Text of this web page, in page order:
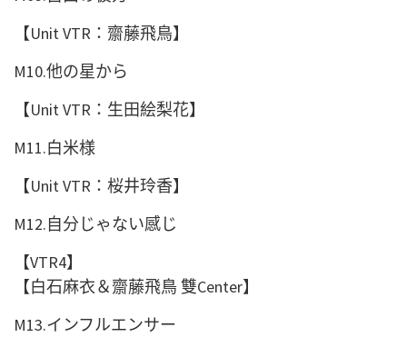
【Unit VTR：齋藤飛鳥】
M10.他の星から
【Unit VTR：生田絵梨花】
M11.白米様
【Unit VTR：桜井玲香】
M12.自分じゃない感じ
【VTR4】
【白石麻衣＆齋藤飛鳥 雙Center】
M13.インフルエンサー